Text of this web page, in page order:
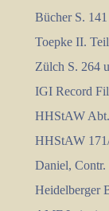
Bücher S. 141
Toepke II.
Zülch S. 264
IGI Record
HHStAW
HHStAW
Daniel,
Heidelberger